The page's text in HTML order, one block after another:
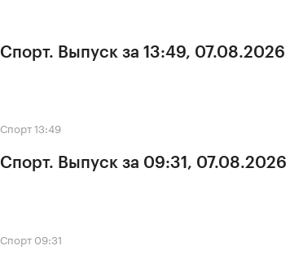
Спорт. Выпуск за 13:49, 07.08.2026
Спорт13:49
Спорт. Выпуск за 09:31, 07.08.2026
Спорт 09:31